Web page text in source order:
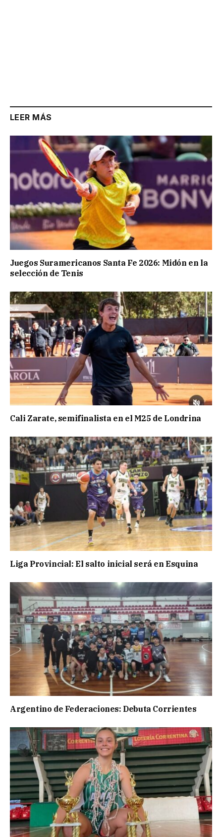
LEER MÁS
Juegos Suramericanos Santa Fe 2026: Midón en la
selección de Tenis
Cali Zarate, semifinalista en el M25 de Londrina
Liga Provincial: El salto inicial será en Esquina
Argentino de Federaciones: Debuta Corrientes